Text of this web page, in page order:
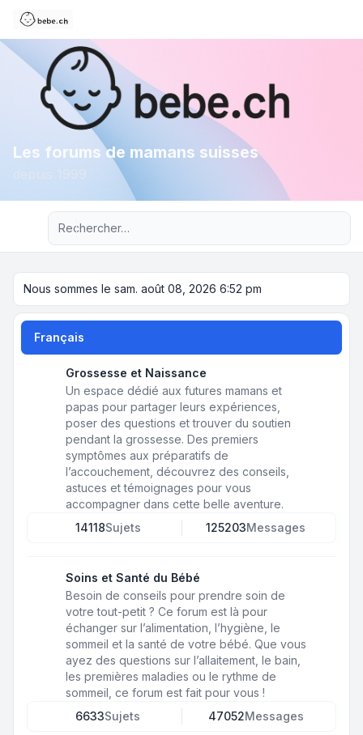
Les forums de mamans suisses
Recherche avancée
Nous sommes le sam. août 08, 2026 6:52 pm
Français
Grossesse et Naissance
Un espace dédié aux futures mamans et
papas pour partager leurs expériences,
poser des questions et trouver du soutien
pendant la grossesse. Des premiers
symptômes aux préparatifs de
l’accouchement, découvrez des conseils,
astuces et témoignages pour vous
accompagner dans cette belle aventure.
14118Sujets 125203Messages
Soins et Santé du Bébé
Besoin de conseils pour prendre soin de
votre tout-petit ? Ce forum est là pour
échanger sur l’alimentation, l’hygiène, le
sommeil et la santé de votre bébé. Que vous
ayez des questions sur l’allaitement, le bain,
les premières maladies ou le rythme de
sommeil, ce forum est fait pour vous !
6633Sujets 47052Messages